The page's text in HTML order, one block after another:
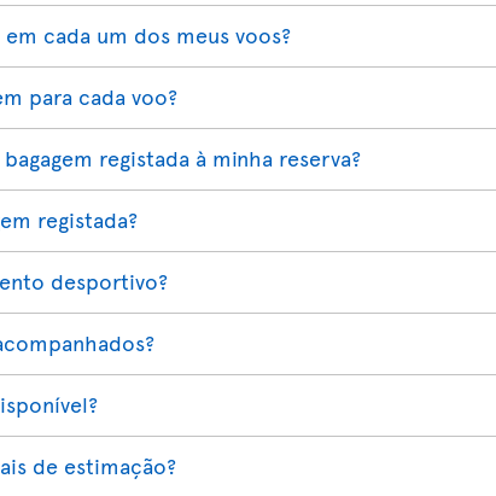
cada um dos meus voos?
para cada voo?
registada à minha reserva?
registada?
desportivo?
de estimação?